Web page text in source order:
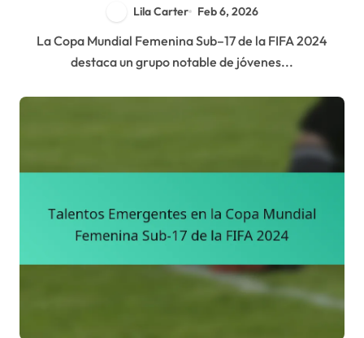
Lila Carter Feb 6, 2026
La Copa Mundial Femenina Sub–17 de la FIFA 2024
destaca un grupo notable de jóvenes...